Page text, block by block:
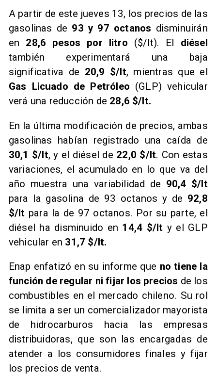
A partir de este jueves 13, los precios de las
gasolinas de 93 y 97 octanos disminuirán
en 28,6 pesos por litro ($/lt). El diésel
también experimentará una baja
significativa de 20,9 $/lt, mientras que el
Gas Licuado de Petróleo (GLP) vehicular
verá una reducción de 28,6 $/lt.
En la última modificación de precios, ambas
gasolinas habían registrado una caída de
30,1 $/lt, y el diésel de 22,0 $/lt. Con estas
variaciones, el acumulado en lo que va del
año muestra una variabilidad de 90,4 $/lt
para la gasolina de 93 octanos y de 92,8
$/lt para la de 97 octanos. Por su parte, el
diésel ha disminuido en 14,4 $/lt y el GLP
vehicular en 31,7 $/lt.
Enap enfatizó en su informe que no tiene la
función de regular ni fijar los precios de los
combustibles en el mercado chileno. Su rol
se limita a ser un comercializador mayorista
de hidrocarburos hacia las empresas
distribuidoras, que son las encargadas de
atender a los consumidores finales y fijar
los precios de venta.